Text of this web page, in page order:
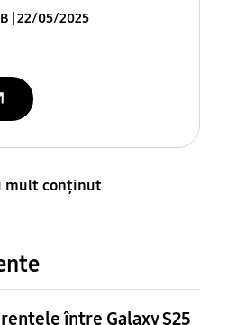
22/05/2025
mult conţinut
între Galaxy S25